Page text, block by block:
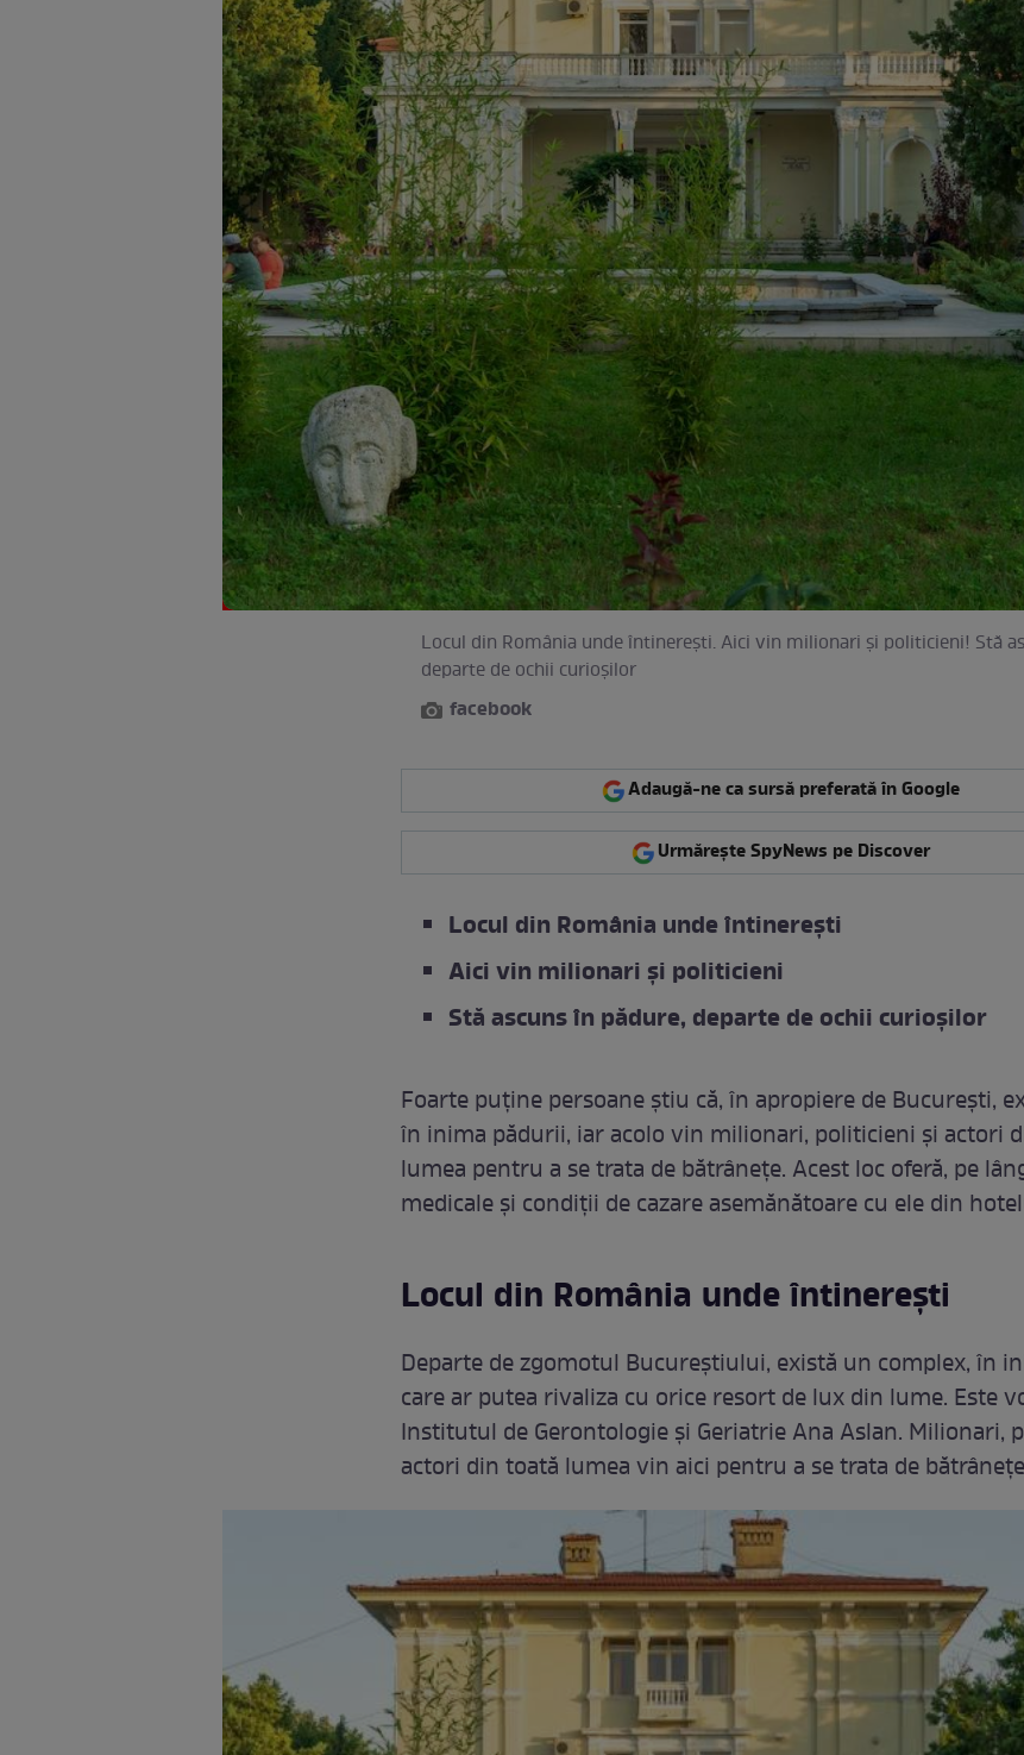
Locul din România unde întinerești. Aici vin milionari și politicieni! Stă
departe de ochii curioșilor
facebook
Adaugă-ne ca sursă preferată în Google
Urmărește SpyNews pe Discover
Locul din România unde întinerești
Aici vin milionari și politicieni
Stă ascuns în pădure, departe de ochii curioșilor
Foarte puține persoane știu că, în apropiere de București,
în inima pădurii, iar acolo vin milionari, politicieni și actori
lumea pentru a se trata de bătrânețe. Acest loc oferă, pe
medicale și condiții de cazare asemănătoare cu ele din
Locul din România unde întinerești
Departe de zgomotul Bucureștiului, există un complex, în
care ar putea rivaliza cu orice resort de lux din lume. Este
Institutul de Gerontologie și Geriatrie Ana Aslan. Milionari,
actori din toată lumea vin aici pentru a se trata de